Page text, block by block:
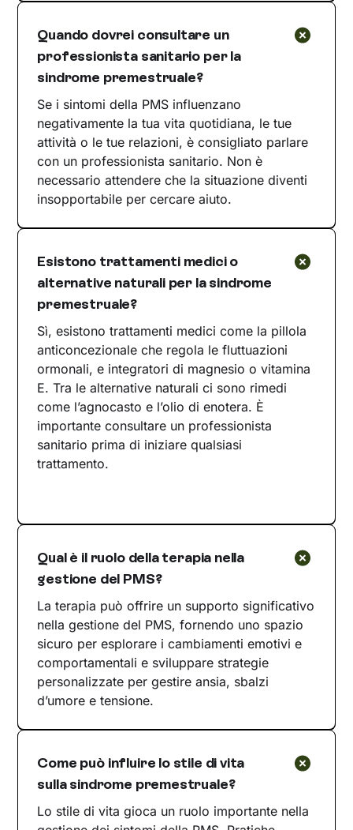
Quando dovrei consultare un
professionista sanitario per la
sindrome premestruale?
Se i sintomi della PMS influenzano
negativamente la tua vita quotidiana, le tue
attività o le tue relazioni, è consigliato parlare
con un professionista sanitario. Non è
necessario attendere che la situazione diventi
insopportabile per cercare aiuto.
Esistono trattamenti medici o
alternative naturali per la sindrome
premestruale?
Sì, esistono trattamenti medici come la pillola
anticoncezionale che regola le fluttuazioni
ormonali, e integratori di magnesio o vitamina
E. Tra le alternative naturali ci sono rimedi
come l’agnocasto e l’olio di enotera. È
importante consultare un professionista
sanitario prima di iniziare qualsiasi
trattamento.
Qual è il ruolo della terapia nella
gestione del PMS?
La terapia può offrire un supporto significativo
nella gestione del PMS, fornendo uno spazio
sicuro per esplorare i cambiamenti emotivi e
comportamentali e sviluppare strategie
personalizzate per gestire ansia, sbalzi
d’umore e tensione.
Come può influire lo stile di vita
sulla sindrome premestruale?
Lo stile di vita gioca un ruolo importante nella